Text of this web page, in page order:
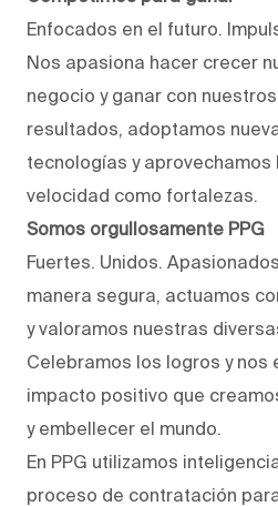
Enfocados en el futuro.
Nos apasiona hacer crecer
negocio y ganar con
resultados, adoptamos
tecnologías y aprovechamos
velocidad como fortalezas.
Somos orgullosamente PPG
Fuertes. Unidos.
manera segura, actuamos
y valoramos nuestras
Celebramos los logros y nos
impacto positivo que
y embellecer el mundo.
En PPG utilizamos
proceso de contratación